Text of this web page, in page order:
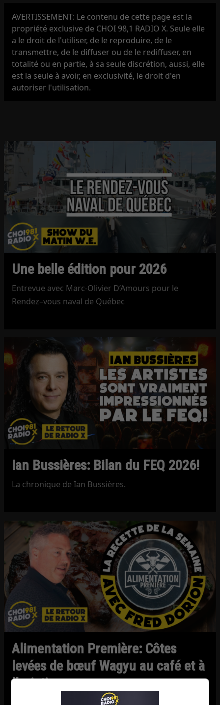
AVERTISSEMENT: Le contenu de cette page est la
propriété exclusive de CHOI 98,1 RADIO X. Seule elle
a le droit de l'utiliser, de le reproduire, de le
transmettre, de le diffuser ou de le rediffuser, en
totalité ou en partie, à sa seule discrétion, aussi, elle
est la seule à avoir, en exclusivité, le droit d'en
autoriser l'utilisation.
Une belle édition pour 2026
Entrevue avec Marc-Olivier D’Amours pour le
Rendez–vous naval de Québec
Ian Bussières: Bilan du FEQ 2026!
La chronique de Ian Bussières.
Alimentation Première: Côtes
levées de bœuf Wagyu au café et à
l’asiatique
La chronique de Frédéric Dorion d’Alimentation